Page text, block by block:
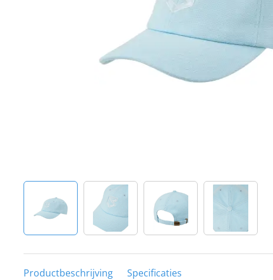
Tuigage en dekbeslag
Boten, toebehoren en fun
Productbeschrijving Specificaties